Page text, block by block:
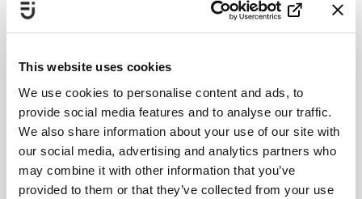
This website uses cookies
We use cookies to personalise content and ads, to
provide social media features and to analyse our traffic.
We also share information about your use of our site with
our social media, advertising and analytics partners who
may combine it with other information that you’ve
provided to them or that they’ve collected from your use
Faktasida om Demokratijouren (på webbplatsen
fojo.se)
Fojo vid Liu: Det nya normala – ett hot mot
demokratin
Startdatum: 22 juni 2017
Slutdatum: 01 november 2018
LINNÉUNIVERSITETET
KUNSKAP OCH METODUTVECKLING